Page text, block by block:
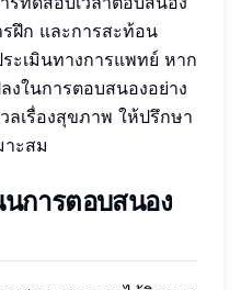
ฝึก และการสะท้อน
ะเมินทางการแพทย์ หาก
งในการตอบสนองอย่าง
ลเรื่องสุขภาพ ให้ปรึกษา
ะสม
การตอบสนอง